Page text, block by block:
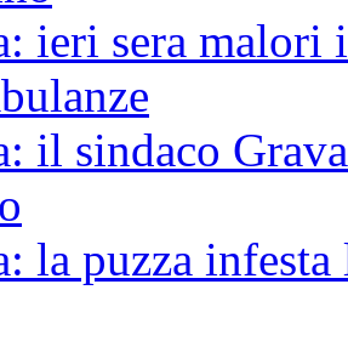
ieri sera malori
il sindaco
la puzza